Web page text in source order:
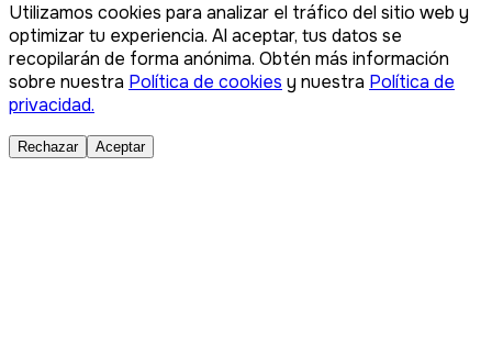
Utilizamos cookies para analizar el tráfico del sitio web y
optimizar tu experiencia. Al aceptar, tus datos se
recopilarán de forma anónima. Obtén más información
sobre nuestra Política de cookies y nuestra Política de
privacidad.
Rechazar Aceptar